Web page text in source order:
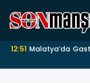
12:49 Cinayet